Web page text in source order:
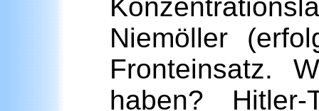
Niemöller
Fronteinsatz.
haben?